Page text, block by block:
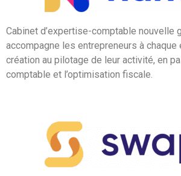
Cabinet d’expertise-comptable nouvelle
accompagne les entrepreneurs à chaque
création au pilotage de leur activité, en
comptable et l’optimisation fiscale.